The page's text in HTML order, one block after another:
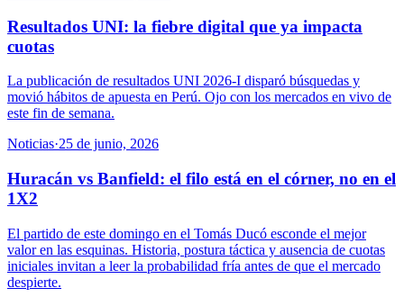
Resultados UNI: la fiebre digital que ya impacta
cuotas
La publicación de resultados UNI 2026-I disparó búsquedas y
movió hábitos de apuesta en Perú. Ojo con los mercados en vivo de
este fin de semana.
Noticias·25 de junio, 2026
Huracán vs Banfield: el filo está en el córner, no en el
1X2
El partido de este domingo en el Tomás Ducó esconde el mejor
valor en las esquinas. Historia, postura táctica y ausencia de cuotas
iniciales invitan a leer la probabilidad fría antes de que el mercado
despierte.